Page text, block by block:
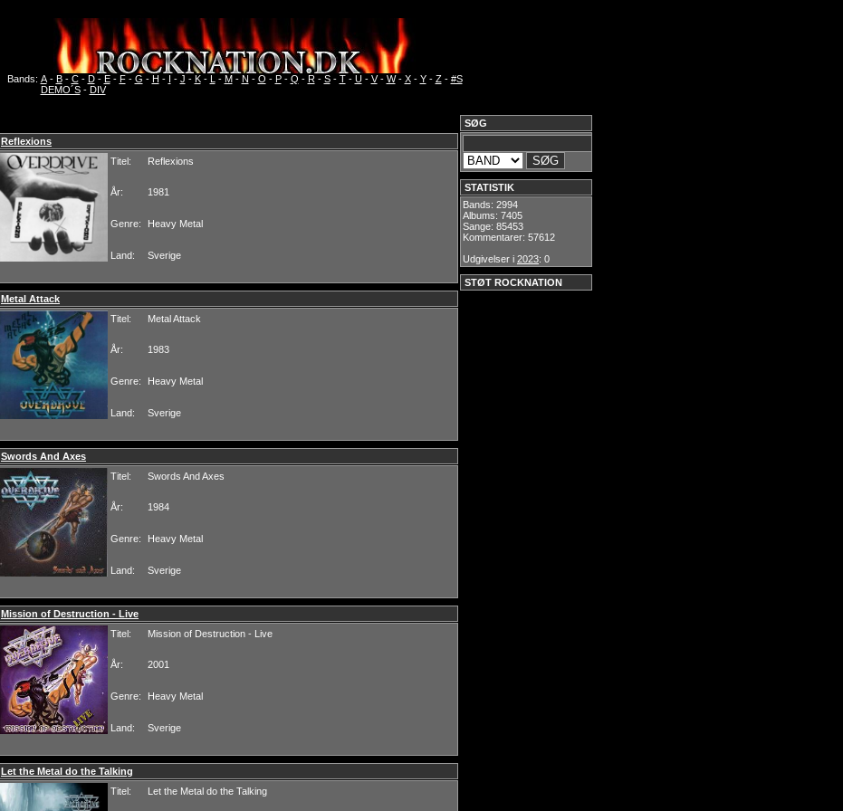
Bands: A- B- C- D- E- F- G - H - I - J - K- L - M- N - O - P- Q - R- S- T- U- V- W- X- Y- Z- #S
DEMO´S- DIV
SØG
STATISTIK
Bands: 2994
Albums: 7405
Sange: 85453
Kommentarer: 57612
Udgivelser i 2023: 0
STØT ROCKNATION
Reflexions
Titel:
Reflexions
År: 1981
Genre: Heavy Metal
Land: Sverige
Metal Attack
Titel:
Metal Attack
År: 1983
Genre: Heavy Metal
Land: Sverige
Swords And Axes
Titel:
Swords And Axes
År: 1984
Genre: Heavy Metal
Land: Sverige
Mission of Destruction - Live
Titel:
Mission of Destruction - Live
År: 2001
Genre: Heavy Metal
Land: Sverige
Let the Metal do the Talking
Titel:
Let the Metal do the Talking